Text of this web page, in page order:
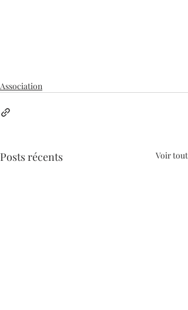
Association
Posts récents Voir tout